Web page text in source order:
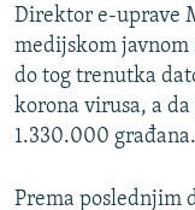
Direktor e-uprave
medijskom javnom
do tog trenutka
korona virusa, a
1.330.000 građana.
Prema poslednjim